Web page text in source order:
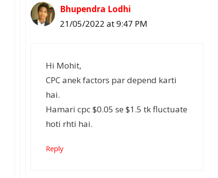
Bhupendra Lodhi
21/05/2022 at 9:47 PM
Hi Mohit,
CPC anek factors par depend karti
hai.
Hamari cpc $0.05 se $1.5 tk fluctuate
hoti rhti hai.
Reply